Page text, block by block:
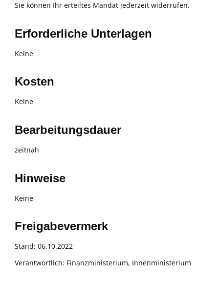
Sie können Ihr erteiltes Mandat jederzeit widerrufen.
Erforderliche Unterlagen
Keine
Kosten
Keine
Bearbeitungsdauer
zeitnah
Hinweise
Keine
Freigabevermerk
Stand: 06.10.2022
Verantwortlich: Finanzministerium, Innenministerium